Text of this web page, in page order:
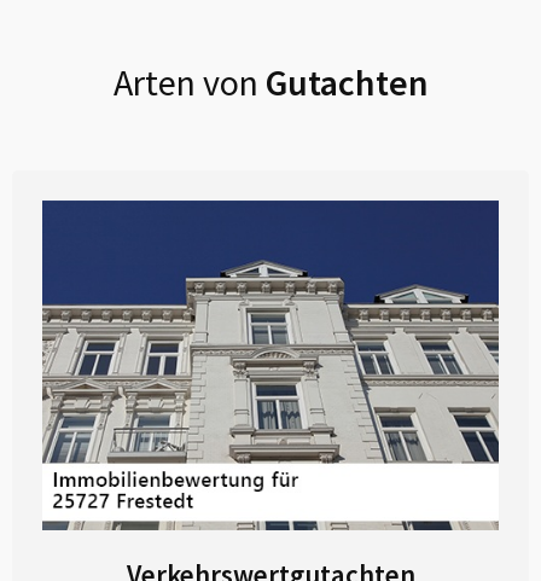
Arten von Gutachten